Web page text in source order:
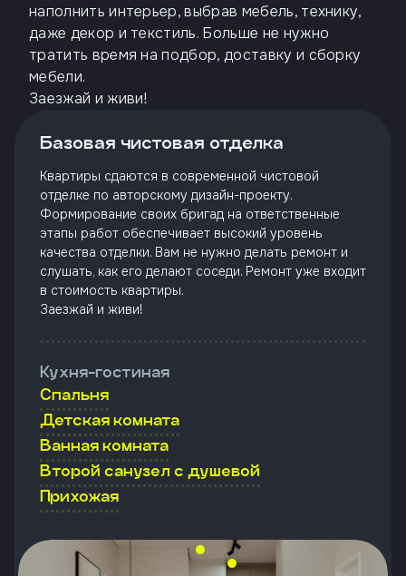
наполнить интерьер, выбрав мебель, технику,
даже декор и текстиль. Больше не нужно
тратить время на подбор, доставку и сборку
мебели.
Заезжай и живи!
Базовая чистовая отделка
Квартиры сдаются в современной чистовой
отделке по авторскому дизайн-проекту.
Формирование своих бригад на ответственные
этапы работ обеспечивает высокий уровень
качества отделки. Вам не нужно делать ремонт и
слушать, как его делают соседи. Ремонт уже входит
в стоимость квартиры.
Заезжай и живи!
Кухня-гостиная
Спальня
Детская комната
Ванная комната
Второй санузел с душевой
Прихожая